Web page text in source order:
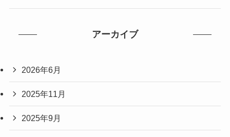
アーカイブ
2026年6月
2025年11月
2025年9月